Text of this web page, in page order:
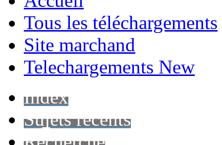
Tous les téléchargements
Site marchand
Telechargements New
Index
Sujets récents